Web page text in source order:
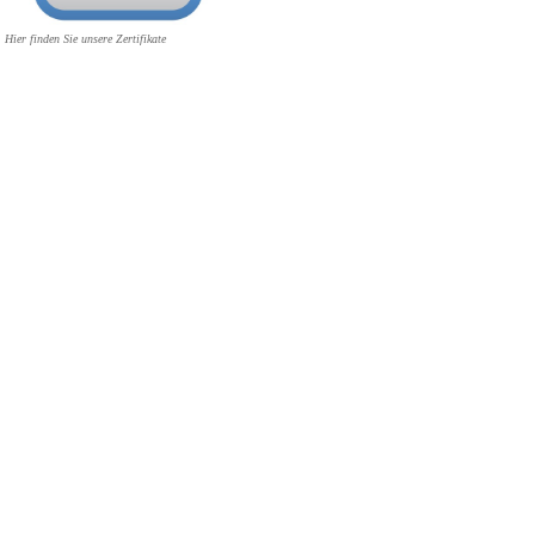
Hier finden Sie unsere Zertifikate